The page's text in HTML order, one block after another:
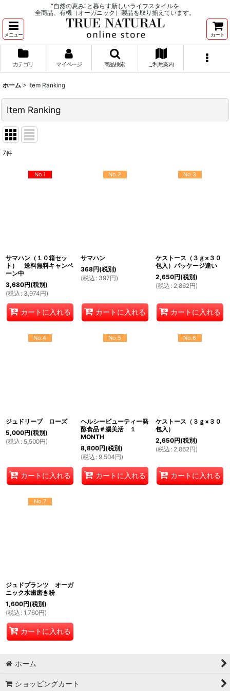
“自然の恵み”と暮らす新しいライフスタイルを
全商品、有機（オーガニック）製品を取り揃えています。
メニュー カート
カテゴリ マイページ 商品検索 ご利用案内
ホーム > Item Ranking
Item Ranking
7件
No.1
サマハン（１０箱セッ
ト） 送料無料キャンペ
ーン中
3,680円(税別)
(税込 : 3,974円)
カートに入れる
No.2
サマハン
368円(税別)
(税込 : 397円)
カートに入れる
No.3
ケストース（３ｇ×３０
包入）パッケージ違い
2,650円(税別)
(税込 : 2,862円)
カートに入れる
No.4
ジュドリーブ ローズ
5,000円(税別)
(税込 : 5,500円)
カートに入れる
No.5
ヘルシービューティー発
酵食品＃腸美活 １
MONTH
8,800円(税別)
(税込 : 9,504円)
カートに入れる
No.6
ケストース（３ｇ×３０
包入）
2,650円(税別)
(税込 : 2,862円)
カートに入れる
No.7
ジュドプランツ オーガ
ニック水歯磨き粉
1,600円(税別)
(税込 : 1,760円)
カートに入れる
ホーム
ショッピングカート